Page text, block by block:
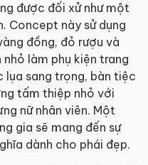
được đối xử như một
Concept này sử dụng
đồng, đỏ rượu và
làm phụ kiện trang
lụa sang trọng, bàn tiệc
tấm thiệp nhỏ với
nữ nhân viên. Một
gia sẽ mang đến sự
dành cho phái đẹp.